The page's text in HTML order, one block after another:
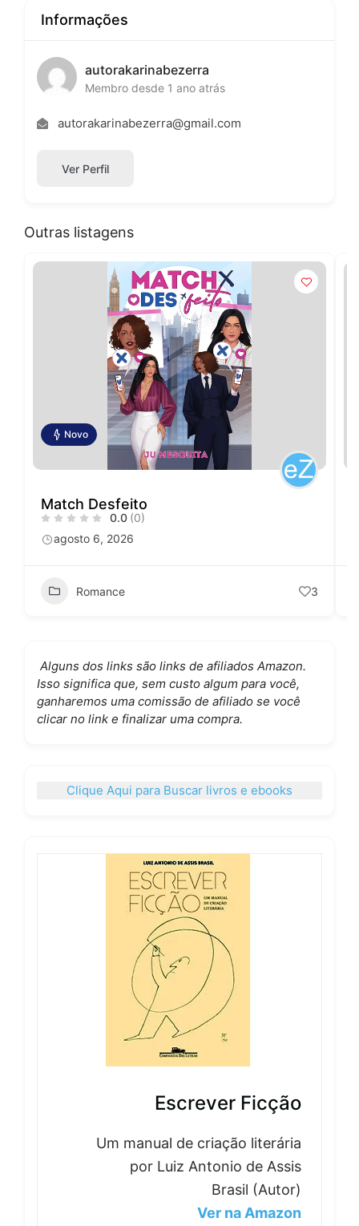
Informações
autorakarinabezerra
Membro desde 1 ano atrás
autorakarinabezerra@gmail.com
Ver Perfil
Outras listagens
Novo
Match Desfeito
0.0 (0)
agosto 6, 2026
Romance 3
Alguns dos links são links de afiliados Amazon.
Isso significa que, sem custo algum para você,
ganharemos uma comissão de afiliado se você
clicar no link e finalizar uma compra.
Clique Aqui para Buscar livros e ebooks
Escrever Ficção
Um manual de criação literária
por Luiz Antonio de Assis
Brasil (Autor)
Ver na Amazon